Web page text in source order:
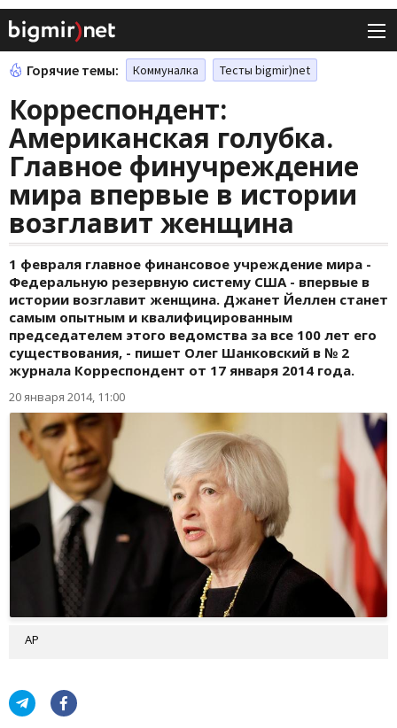
Горячие темы: Коммуналка Тесты bigmir)net
Корреспондент:
Американская голубка.
Главное финучреждение
мира впервые в истории
возглавит женщина
1 февраля главное финансовое учреждение мира -
Федеральную резервную систему США - впервые в
истории возглавит женщина. Джанет Йеллен станет
самым опытным и квалифицированным
председателем этого ведомства за все 100 лет его
существования, - пишет Олег Шанковский в № 2
журнала Корреспондент от 17 января 2014 года.
20 января 2014, 11:00
АР